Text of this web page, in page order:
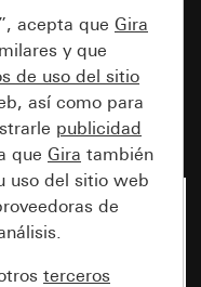
de mando
para el
para KNX
acepta que Gira
y que
de uso del sitio
así como para
publicidad
que Gira también
uso del sitio web
de
terceros